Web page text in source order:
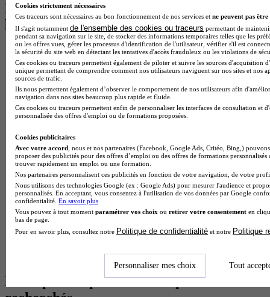
Les intitulés de diplôme par alternance
les plus recherchés
BTS Esf en alternance
BTS Dietetique en alternance
BTS Mco en alternance
BTS Pi en alternance
BTS Sp3s en alternance
Master CCA en alternance
BTS Ndrc en alternance
Cap Fleuriste en alternance
BTS Sio en alternance
MSc Marketing Digital en alternance
BTS Gpme en alternance
Cap Electricien en alternance
BTS Gpn en alternance
BTS Domotique en alternance
BAC Pro Agora en alternance
BTS Sta en alternance
BTS Iris en alternance
BTS Ati en alternance
Les diplômes par filière les plus
Cookies strictement nécessaires
Ces traceurs sont nécessaires au bon fonctionnement de nos services et ne peuvent pas être
Il s'agit notamment de l'ensemble des cookies ou traceurs permettant de
pendant sa navigation sur le site, de stocker des informations temporaires telles que les
ou les offres vues, gérer les processus d'identification de l'utilisateur, vérifier s'il est
la sécurité du site web en détectant les tentatives d'accès frauduleux ou les violations de
Ces cookies ou traceurs permettent également de piloter et suivre les sources d'acquisition
unique permettant de comprendre comment nos utilisateurs naviguent sur nos sites et nos
sources de trafic.
Ils nous permettent également d’observer le comportement de nos utilisateurs afin
navigation dans nos sites beaucoup plus rapide et fluide.
Ces cookies ou traceurs permettent enfin de personnaliser les interfaces de consultation et
personnalisée des offres d'emploi ou de formations proposées.
Cookies publicitaires
Avec votre accord , nous et nos partenaires (Facebook, Google Ads, Critéo, Bing,)
proposer des publicités pour des offres d’emploi ou des offres de formations
trouver rapidement un emploi ou une formation.
Nos partenaires personnalisent ces publicités en fonction de votre navigation, de votre
Nous utilisons des technologies Google (ex : Google Ads) pour mesurer l'audience et
personnalisés. En acceptant, vous consentez à l'utilisation de vos données par Google
confidentialité. En savoir plus
Vous pouvez à tout moment paramétrer vos choix ou retirer votre consentement en
bas de page.
Pour en savoir plus, consultez notre Politique de confidentialité et notre Politique
Personnaliser mes choix Tout